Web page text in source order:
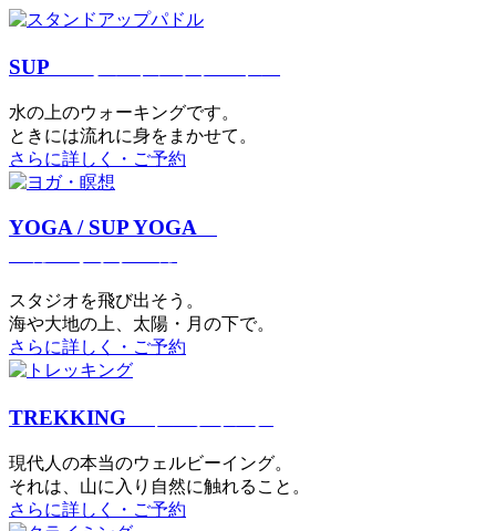
SUP
⽔の上のウォーキングです。
ときには流れに身をまかせて。
さらに詳しく・ご予約
YOGA / SUP YOGA
スタジオを⾶び出そう。
海や大地の上、太陽・⽉の下で。
さらに詳しく・ご予約
TREKKING
現代⼈の本当のウェルビーイング。
それは、⼭に⼊り⾃然に触れること。
さらに詳しく・ご予約